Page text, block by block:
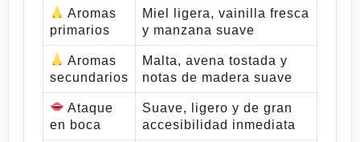
Aromas
primarios
Miel ligera, vainilla fresca
y manzana suave
Aromas
secundarios
Malta, avena tostada y
notas de madera suave
Ataque
en boca
Suave, ligero y de gran
accesibilidad inmediata